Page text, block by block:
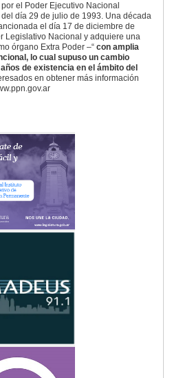
el Poder Ejecutivo Nacional
día 29 de julio de 1993. Una década
el día 17 de diciembre de
Legislativo Nacional y adquiere una
órgano Extra Poder –“ con amplia
lo cual supuso un cambio
de existencia en el ámbito del
en obtener más información